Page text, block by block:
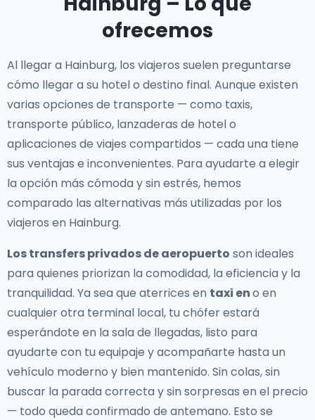
ofrecemos
Al llegar a Hainburg, los viajeros suelen preguntarse
cómo llegar a su hotel o destino final. Aunque existen
varias opciones de transporte — como taxis,
transporte público, lanzaderas de hotel o
aplicaciones de viajes compartidos — cada una tiene
sus ventajas e inconvenientes. Para ayudarte a elegir
la opción más cómoda y sin estrés, hemos
comparado las alternativas más utilizadas por los
viajeros en Hainburg.
Los transfers privados de aeropuerto son ideales
para quienes priorizan la comodidad, la eficiencia y la
tranquilidad. Ya sea que aterrices en taxi eno en
cualquier otra terminal local, tu chófer estará
esperándote en la sala de llegadas, listo para
ayudarte con tu equipaje y acompañarte hasta un
vehículo moderno y bien mantenido. Sin colas, sin
buscar la parada correcta y sin sorpresas en el precio
— todo queda confirmado de antemano. Esto se